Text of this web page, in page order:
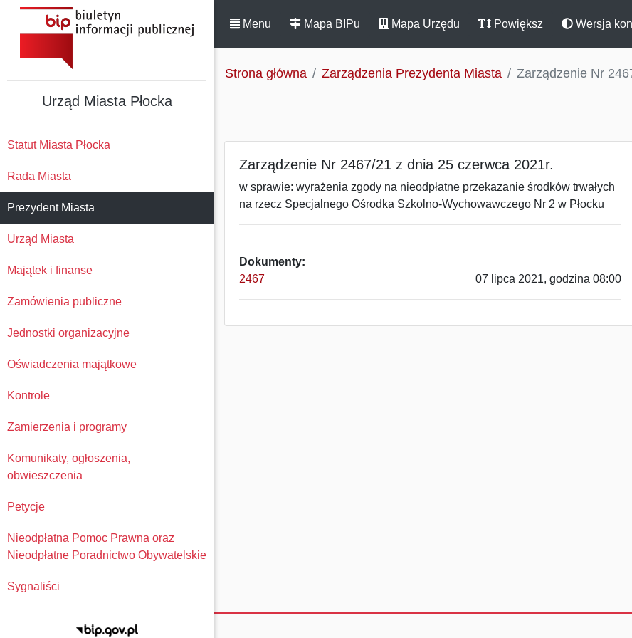
Urząd Miasta Płocka
Statut Miasta Płocka
Rada Miasta
Prezydent Miasta
Urząd Miasta
Majątek i finanse
Zamówienia publiczne
Jednostki organizacyjne
Oświadczenia majątkowe
Kontrole
Zamierzenia i programy
Komunikaty, ogłoszenia,
obwieszczenia
Petycje
Nieodpłatna Pomoc Prawna oraz
Nieodpłatne Poradnictwo Obywatelskie
Sygnaliści
Menu Mapa BIPu Mapa Urzędu Powiększ Wersja
Strona główna Zarządzenia Prezydenta Miasta Zarządzenie Nr
Zarządzenie Nr 2467/21 z dnia 25 czerwca 2021r.
w sprawie: wyrażenia zgody na nieodpłatne przekazanie środków trwałych
na rzecz Specjalnego Ośrodka Szkolno-Wychowawczego Nr 2 w Płocku
Dokumenty:
2467
07 lipca 2021, godzina 08:00